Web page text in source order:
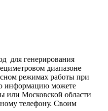
для генерирования
диапазоне
режимах работы при
информацию можете
или Московской области
телефону. Своим